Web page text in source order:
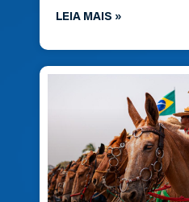
LEIA MAIS »